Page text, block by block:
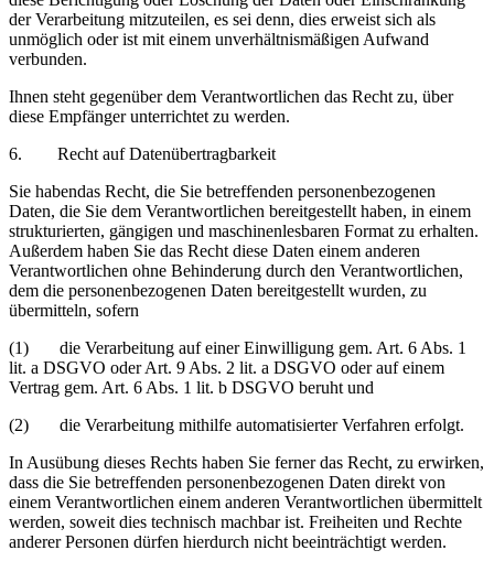
der Verarbeitung mitzuteilen, es sei denn, dies erweist sich als
unmöglich oder ist mit einem unverhältnismäßigen Aufwand
verbunden.
Ihnen steht gegenüber dem Verantwortlichen das Recht zu, über
diese Empfänger unterrichtet zu werden.
6. Recht auf Datenübertragbarkeit
Sie habendas Recht, die Sie betreffenden personenbezogenen
Daten, die Sie dem Verantwortlichen bereitgestellt haben, in einem
strukturierten, gängigen und maschinenlesbaren Format zu erhalten.
Außerdem haben Sie das Recht diese Daten einem anderen
Verantwortlichen ohne Behinderung durch den Verantwortlichen,
dem die personenbezogenen Daten bereitgestellt wurden, zu
übermitteln, sofern
(1) die Verarbeitung auf einer Einwilligung gem. Art. 6 Abs. 1
lit. a DSGVO oder Art. 9 Abs. 2 lit. a DSGVO oder auf einem
Vertrag gem. Art. 6 Abs. 1 lit. b DSGVO beruht und
(2) die Verarbeitung mithilfe automatisierter Verfahren erfolgt.
In Ausübung dieses Rechts haben Sie ferner das Recht, zu erwirken,
dass die Sie betreffenden personenbezogenen Daten direkt von
einem Verantwortlichen einem anderen Verantwortlichen übermittelt
werden, soweit dies technisch machbar ist. Freiheiten und Rechte
anderer Personen dürfen hierdurch nicht beeinträchtigt werden.